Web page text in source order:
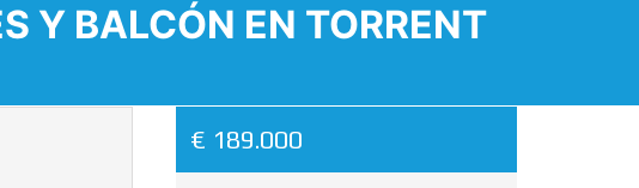
Y BALCÓN EN TORRENT
€ 189.000